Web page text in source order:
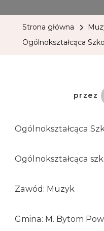
Strona główna
Ogólnokształcąca
przez
Ogólnokształcąca
Ogólnokształcąca
Zawód: Muzyk
Gmina: M. Bytom